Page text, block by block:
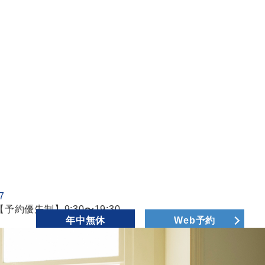
予約優先制】9:30〜19:30
年中無休
Web予約